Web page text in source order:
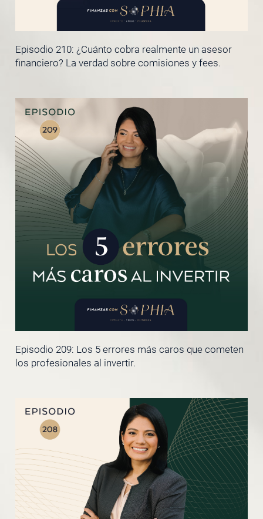
Episodio 210: ¿Cuánto cobra realmente un asesor
financiero? La verdad sobre comisiones y fees.
Episodio 209: Los 5 errores más caros que cometen
los profesionales al invertir.